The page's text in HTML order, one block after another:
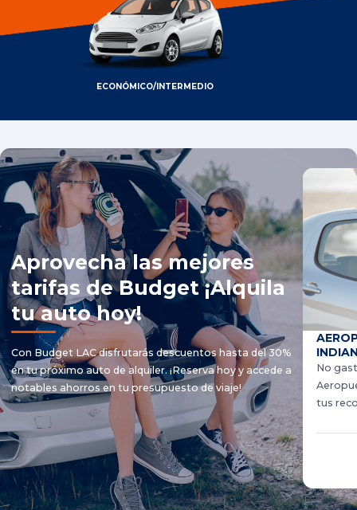
ECONÓMICO/INTERMEDIO
Aprovecha las mejores
tarifas de Budget ¡Alquila
tu auto hoy!
Con Budget LAC disfrutarás descuentos hasta del 30%
en tu próximo auto de alquiler. ¡Reserva hoy y accede a
notables ahorros en tu presupuesto de viaje!
No
tus